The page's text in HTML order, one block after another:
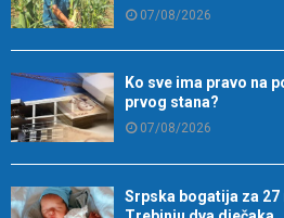
07/08/2026
Ko sve ima pravo na
prvog stana?
07/08/2026
Srpska bogatija za